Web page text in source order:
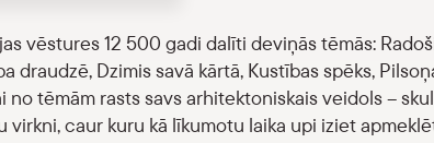
vēstures 12 500 gadi dalīti deviņās tēmās:
draudzē, Dzimis savā kārtā, Kustības spēks,
no tēmām rasts savs arhitektoniskais veidols –
virkni, caur kuru kā līkumotu laika upi iziet